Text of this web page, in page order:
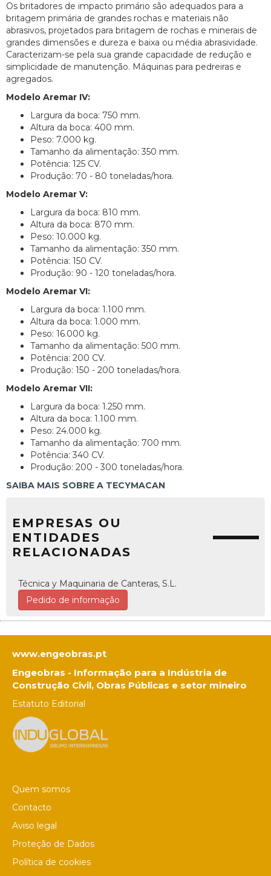
Os britadores de impacto primário são adequados para a
britagem primária de grandes rochas e materiais não
abrasivos, projetados para britagem de rochas e minerais de
grandes dimensões e dureza e baixa ou média abrasividade.
Caracterizam-se pela sua grande capacidade de redução e
simplicidade de manutenção. Máquinas para pedreiras e
agregados.
Modelo Aremar IV:
Largura da boca: 750 mm.
Altura da boca: 400 mm.
Peso: 7.000 kg.
Tamanho da alimentação: 350 mm.
Potência: 125 CV.
Produção: 70 - 80 toneladas/hora.
Modelo Aremar V:
Largura da boca: 810 mm.
Altura da boca: 870 mm.
Peso: 10.000 kg.
Tamanho da alimentação: 350 mm.
Potência: 150 CV.
Produção: 90 - 120 toneladas/hora.
Modelo Aremar VI:
Largura da boca: 1.100 mm.
Altura da boca: 1.000 mm.
Peso: 16.000 kg.
Tamanho da alimentação: 500 mm.
Potência: 200 CV.
Produção: 150 - 200 toneladas/hora.
Modelo Aremar VII:
Largura da boca: 1.250 mm.
Altura da boca: 1.100 mm.
Peso: 24.000 kg.
Tamanho da alimentação: 700 mm.
Potência: 340 CV.
Produção: 200 - 300 toneladas/hora.
SAIBA MAIS SOBRE A TECYMACAN
EMPRESAS OU
ENTIDADES
RELACIONADAS
Técnica y Maquinaria de Canteras, S.L.
Pedido de informação
www.engeobras.pt
Engeobras - Informação para a Indústria de
Construção Civil, Obras Públicas e setor mineiro
Estatuto Editorial
Quem somos
Contacto
Aviso legal
Proteção de Dados
Política de cookies